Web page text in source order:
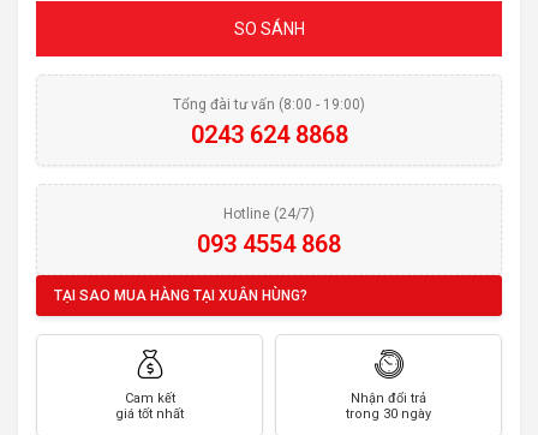
SO SÁNH
Tổng đài tư vấn (8:00 - 19:00)
0243 624 8868
Hotline (24/7)
093 4554 868
TẠI SAO MUA HÀNG TẠI XUÂN HÙNG?
Cam kết
giá tốt nhất
Nhận đổi trả
trong 30 ngày